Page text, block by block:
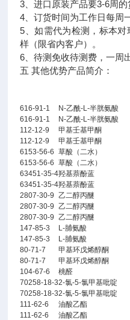
3、进口原装产品要3-6周的
4、订货时间为工作日每周
5、如需代为检测，标本
样（限省内客户）。
6、待测免收待测费，一周
五 其他优势产品简介：
616-91-1 N-乙酰-L-半胱氨酸
616-91-1
N-乙酰-L-半胱氨酸
112-12-9
甲基壬基甲酮
112-12-9
甲基壬基甲酮
6153-56-6
草酸（二水）
6153-56-6
草酸（二水）
63451-35-4羟基萘酚蓝
63451-35-4羟基萘酚蓝
2807-30-9
乙二醇丙醚
2807-30-9
乙二醇丙醚
2807-30-9
乙二醇丙醚
147-85-3
L-脯氨酸
147-85-3
L-脯氨酸
80-71-7
甲基环戊烯醇酮
80-71-7
甲基环戊烯醇酮
104-67-6
桃醛
70258-18-32-氯-5-氯甲基吡啶
70258-18-32-氯-5-氯甲基吡啶
111-62-6
油酸乙酯
111-62-6
油酸乙酯